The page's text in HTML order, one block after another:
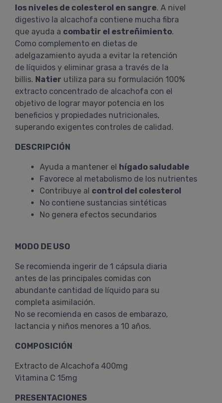
los niveles de colesterol en sangre. A nivel
digestivo la alcachofa contiene mucha fibra
que ayuda a combatir el estreñimiento.
Como complemento en dietas de
adelgazamiento ayuda a evitar la retención
de líquidos y eliminar grasa a través de la
billis. Natier utiliza para su formulación 100%
extracto concentrado de alcachofa con el
objetivo de lograr mayor potencia en los
beneficios y propiedades nutricionales,
superando exigentes controles de calidad.
DESCRIPCIÓN
Ayuda a mantener el hígado saludable
Favorece al metabolismo de los nutrientes
Contribuye al control del colesterol
No contiene sustancias sintéticas
No genera efectos secundarios
MODO DE USO
Se recomienda ingerir de 1 cápsula diaria
antes de las principales comidas con
abundante cantidad de líquido para su
completa asimilación.
No se recomienda en casos de embarazo,
lactancia y niños menores a 10 años.
COMPOSICIÓN
Extracto de Alcachofa 400mg
Vitamina C 15mg
PRESENTACIONES